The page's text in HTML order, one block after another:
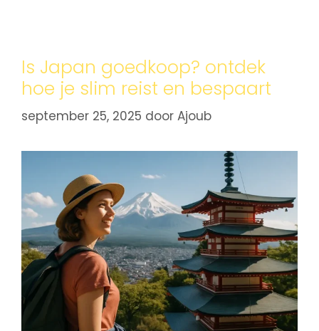
Is Japan goedkoop? ontdek
hoe je slim reist en bespaart
september 25, 2025 door Ajoub